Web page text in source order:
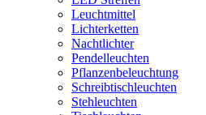
Leuchtmittel
Lichterketten
Nachtlichter
Pendelleuchten
Pflanzenbeleuchtung
Schreibtischleuchten
Stehleuchten